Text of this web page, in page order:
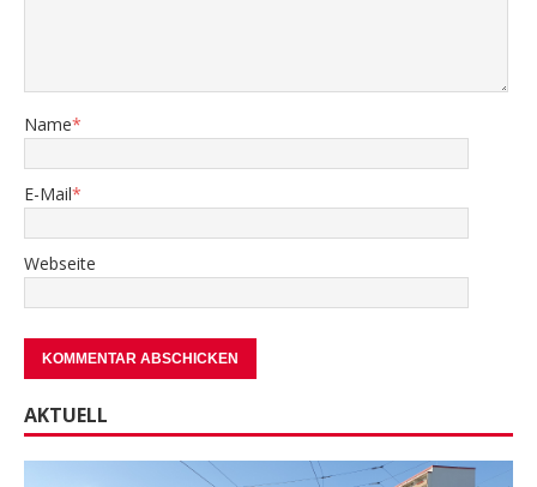
Name*
E-Mail*
Webseite
AKTUELL